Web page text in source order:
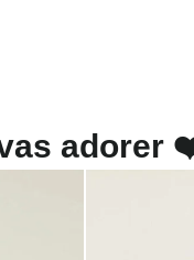
adorer